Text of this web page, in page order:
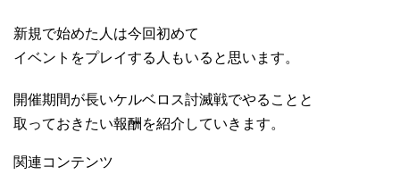
新規で始めた人は今回初めて
イベントをプレイする人もいると思います。
開催期間が長いケルベロス討滅戦でやることと
取っておきたい報酬を紹介していきます。
関連コンテンツ